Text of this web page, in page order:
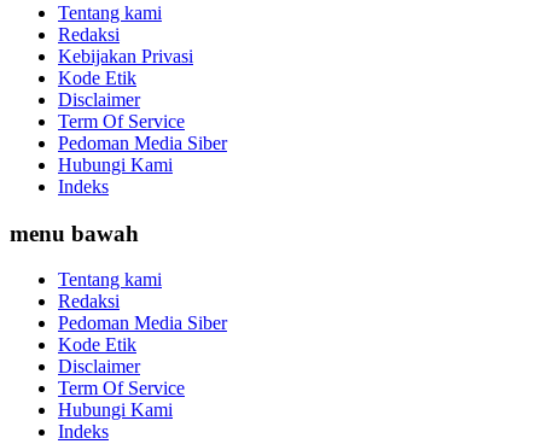
Tentang kami
Redaksi
Kebijakan Privasi
Kode Etik
Disclaimer
Term Of Service
Pedoman Media Siber
Hubungi Kami
Indeks
menu bawah
Tentang kami
Redaksi
Pedoman Media Siber
Kode Etik
Disclaimer
Term Of Service
Hubungi Kami
Indeks